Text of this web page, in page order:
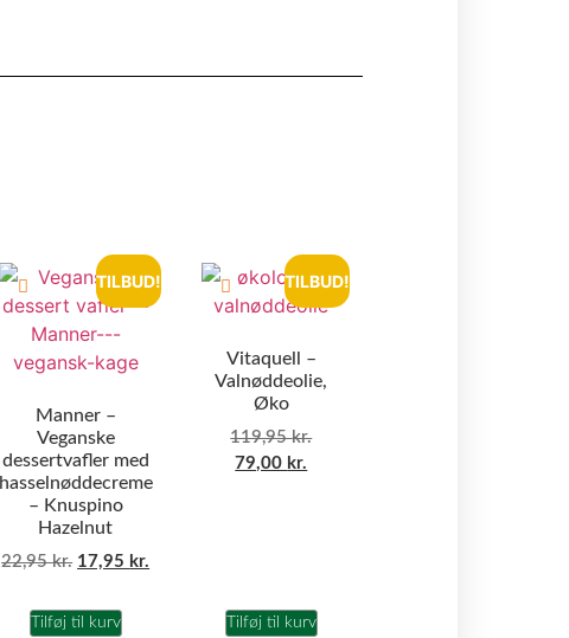
TILBUD!
Manner –
Veganske
dessertvafler med
hasselnøddecreme
– Knuspino
Hazelnut
22,95kr. 17,95 kr.
Tilføj til kurv
TILBUD!
Vitaquell –
Valnøddeolie,
Øko
119,95kr.
79,00 kr.
Tilføj til kurv